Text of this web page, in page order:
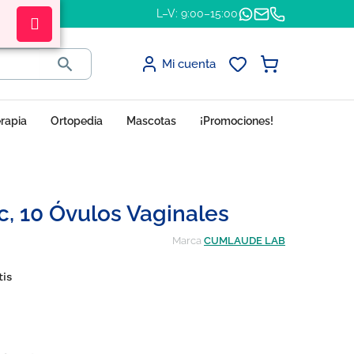
L–V: 9:00–15:00
 Mi cuenta
Ortopedia Mascotas ¡Promociones!
10 Óvulos Vaginales
Marca CUMLAUDE LAB